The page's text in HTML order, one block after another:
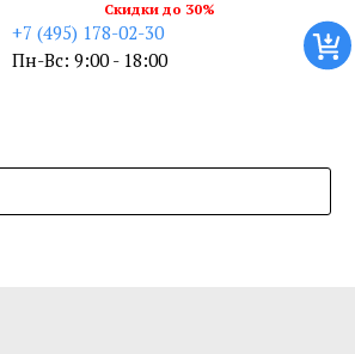
+7 (495) 178-02-30
Пн-Вс: 9:00 - 18:00
Скидки до 30%